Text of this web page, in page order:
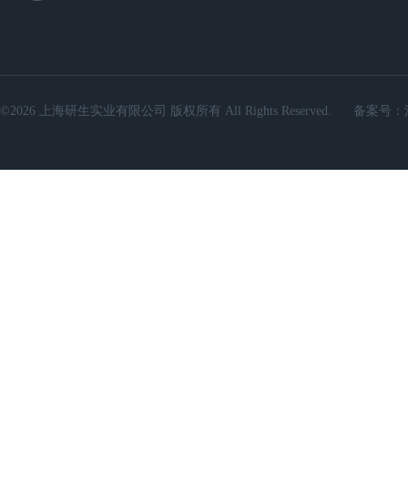
©2026 上海研生实业有限公司 版权所有 All Rights Reserved. 备案号：